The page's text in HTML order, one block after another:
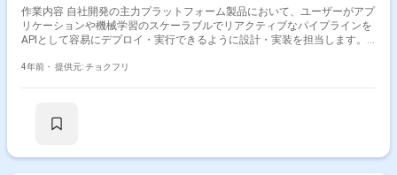
携われます！ ・既存1名のインフラ責任者の直下で、スピード感のある仕
事を行えます！ ・"技術的リーダーシップ" "プロジェクト全体を管理" を
次のステップとして目指せます！ 【就業時間】 フレックスタイム制 標準
ス出社の場合※ 京都オフィス 三条駅徒歩5分 東京オフィス 六本木一丁
作業内容 自社開発の主力プラットフォーム製品において、ユーザーがアプ
リケーションや機械学習のスケーラブルでリアクティブなパイプラインを
APIとして容易にデプロイ・実行できるように設計・実装を担当します。
イナーがアプリケーションや機械学習パイプラインをリアクティブAPIと
ォーム全体のプロダクト戦略は、メインビジネスやプロダクトオーナーか
4年前・ 提供元: チョクフリ